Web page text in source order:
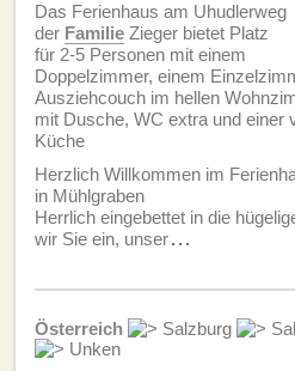
Das Ferienhaus am Uhudlerweg
der Familie Zieger bietet Platz
für 2-5 Personen mit einem
Doppelzimmer, einem
Ausziehcouch im hellen
mit Dusche, WC extra und einer
Küche
Herzlich Willkommen im
in Mühlgraben
Herrlich eingebettet in die
wir Sie ein, unser...
Österreich Salzburg
Unken